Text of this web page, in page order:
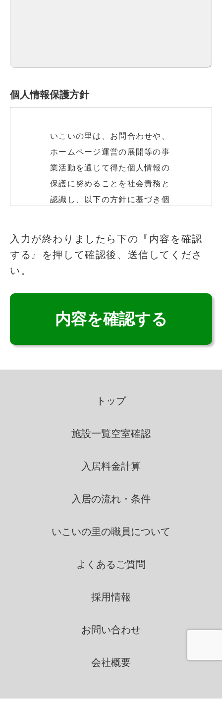
個人情報保護方針
いこいの里は、お問合わせや、
ホームページ運営の展開等の事
業活動を通じて得た個人情報の
保護に努めることを社会責務と
認識し、以下の方針に基づき個
個人情報の取得
致します。
個人情報の利用
の際に示した利用目的の範囲
者間との間で共同利用し、ま
者に依託する場合には、当該
第三者につき厳正な調査を行
ために、適正な監督を行いま
本人の同意を得ることなく、第
このフィールドは空のままにしてください
入力が終わりましたら下の『内容を確認
する』を押して確認後、送信してくださ
い。
トップ
施設一覧空室確認
入居料金計算
入居の流れ・条件
いこいの里の職員について
よくあるご質問
採用情報
お問い合わせ
会社概要